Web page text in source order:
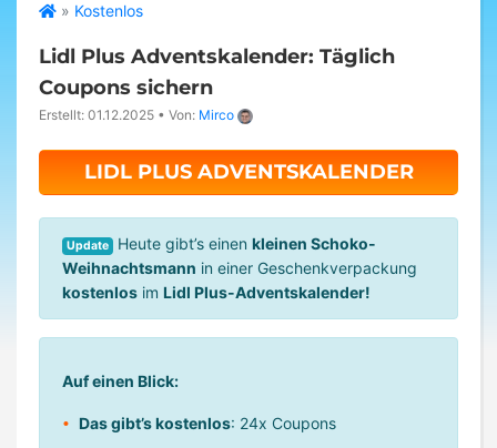
» Kostenlos
Lidl Plus Adventskalender: Täglich
Coupons sichern
Erstellt: 01.12.2025 • Von: Mirco
LIDL PLUS ADVENTSKALENDER
Update Heute gibt’s einenkleinen Schoko-
Weihnachtsmann in einer Geschenkverpackung
kostenlos im Lidl Plus-Adventskalender!
Auf einen Blick:
Das gibt’s kostenlos: 24x Coupons